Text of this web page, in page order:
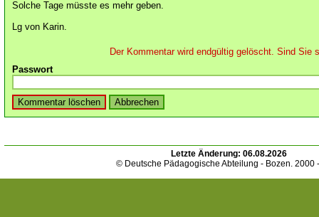
Solche Tage müsste es mehr geben.
Lg von Karin.
Der Kommentar wird endgültig gelöscht. Sind Sie
Passwort
Letzte Änderung: 06.08.2026
© Deutsche Pädagogische Abteilung - Bozen. 2000